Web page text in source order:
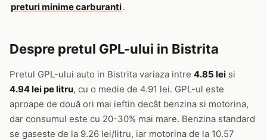
preturi minime carburanti.
Despre pretul GPL-ului in Bistrita
Pretul GPL-ului auto in Bistrita variaza intre 4.85 lei si
4.94 lei pe litru, cu o medie de 4.91 lei. GPL-ul este
aproape de două ori mai ieftin decât benzina si motorina,
dar consumul este cu 20-30% mai mare. Benzina standard
se gaseste de la 9.26 lei/litru, iar motorina de la 10.57